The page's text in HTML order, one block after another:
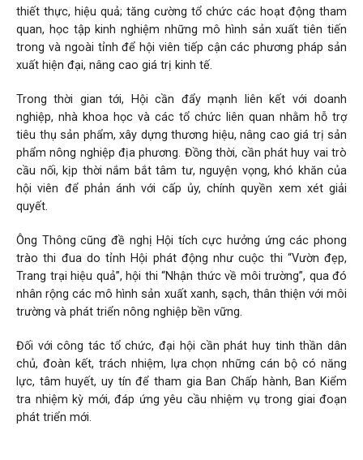
thiết thực, hiệu quả; tăng cường tổ chức các hoạt động tham
quan, học tập kinh nghiệm những mô hình sản xuất tiên tiến
trong và ngoài tỉnh để hội viên tiếp cận các phương pháp sản
xuất hiện đại, nâng cao giá trị kinh tế.
Trong thời gian tới, Hội cần đẩy mạnh liên kết với doanh
nghiệp, nhà khoa học và các tổ chức liên quan nhằm hỗ trợ
tiêu thụ sản phẩm, xây dựng thương hiệu, nâng cao giá trị sản
phẩm nông nghiệp địa phương. Đồng thời, cần phát huy vai trò
cầu nối, kịp thời nắm bắt tâm tư, nguyện vọng, khó khăn của
hội viên để phản ánh với cấp ủy, chính quyền xem xét giải
quyết.
Ông Thông cũng đề nghị Hội tích cực hưởng ứng các phong
trào thi đua do tỉnh Hội phát động như cuộc thi “Vườn đẹp,
Trang trại hiệu quả”, hội thi “Nhận thức về môi trường”, qua đó
nhân rộng các mô hình sản xuất xanh, sạch, thân thiện với môi
trường và phát triển nông nghiệp bền vững.
Đối với công tác tổ chức, đại hội cần phát huy tinh thần dân
chủ, đoàn kết, trách nhiệm, lựa chọn những cán bộ có năng
lực, tâm huyết, uy tín để tham gia Ban Chấp hành, Ban Kiểm
tra nhiệm kỳ mới, đáp ứng yêu cầu nhiệm vụ trong giai đoạn
phát triển mới.